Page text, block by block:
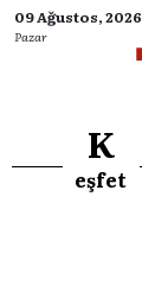
09 Ağustos, 2026
Pazar
K
eşfet